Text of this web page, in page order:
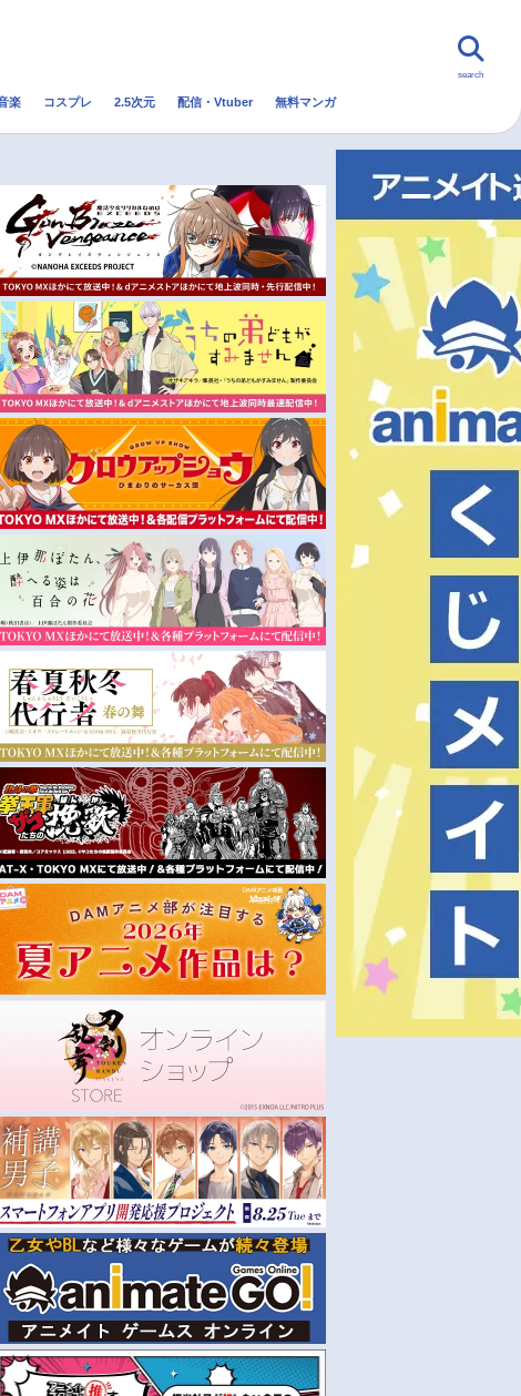
配信・Vtuber トレンド 無料マンガ
覧 秋アニメ
冬アニメ
search
楽 コスプレ 2.5次元 配信・Vtuber 無料マンガ